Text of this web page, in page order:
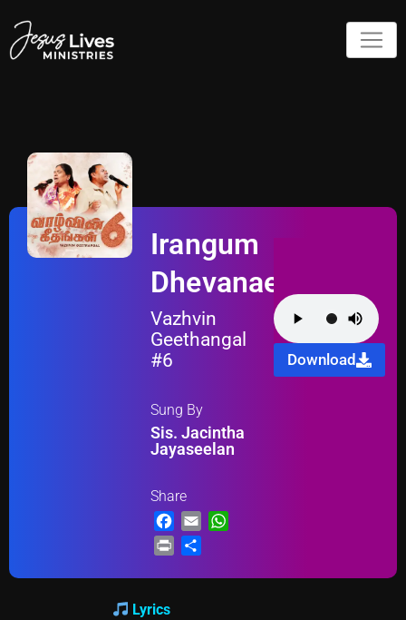
Irangum
Dhevanae
Vazhvin
Geethangal
#6
Sung By
Sis. Jacintha
Jayaseelan
Share
Facebook
Email
Print
Download
Lyrics